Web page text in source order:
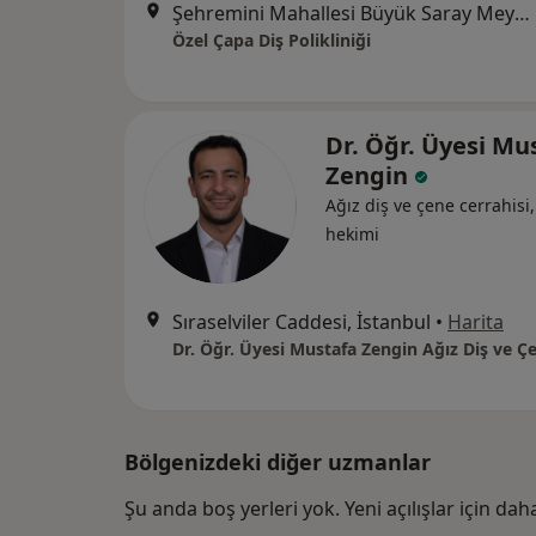
Şehremini Mahallesi Büyük Saray Meydanı Caddesi No:62/B Fatih, İstanbul
Özel Çapa Diş Polikliniği
Dr. Öğr. Üyesi
Zengin
Ağız diş ve çene
hekimi
Sıraselviler Caddesi, İstanbul • Harita
Bölgenizdeki diğer uzmanlar
Şu anda boş yerleri yok. Yeni açılışlar için